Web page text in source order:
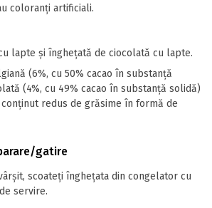
coloranți artificiali.
lapte și înghețată de ciocolată cu lapte.
(6%, cu 50% cacao în substanță
(4%, cu 49% cacao în substanță solidă)
redus de grăsime în formă de
gatire
scoateţi îngheţata din congelator cu
servire.